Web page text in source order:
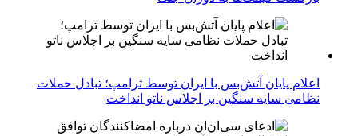
اعلام پایان آتش‌بس با ایران توسط ترامپ؛ تبادل حملات
نظامی سایه سنگین بر اجلاس ناتو انداخت